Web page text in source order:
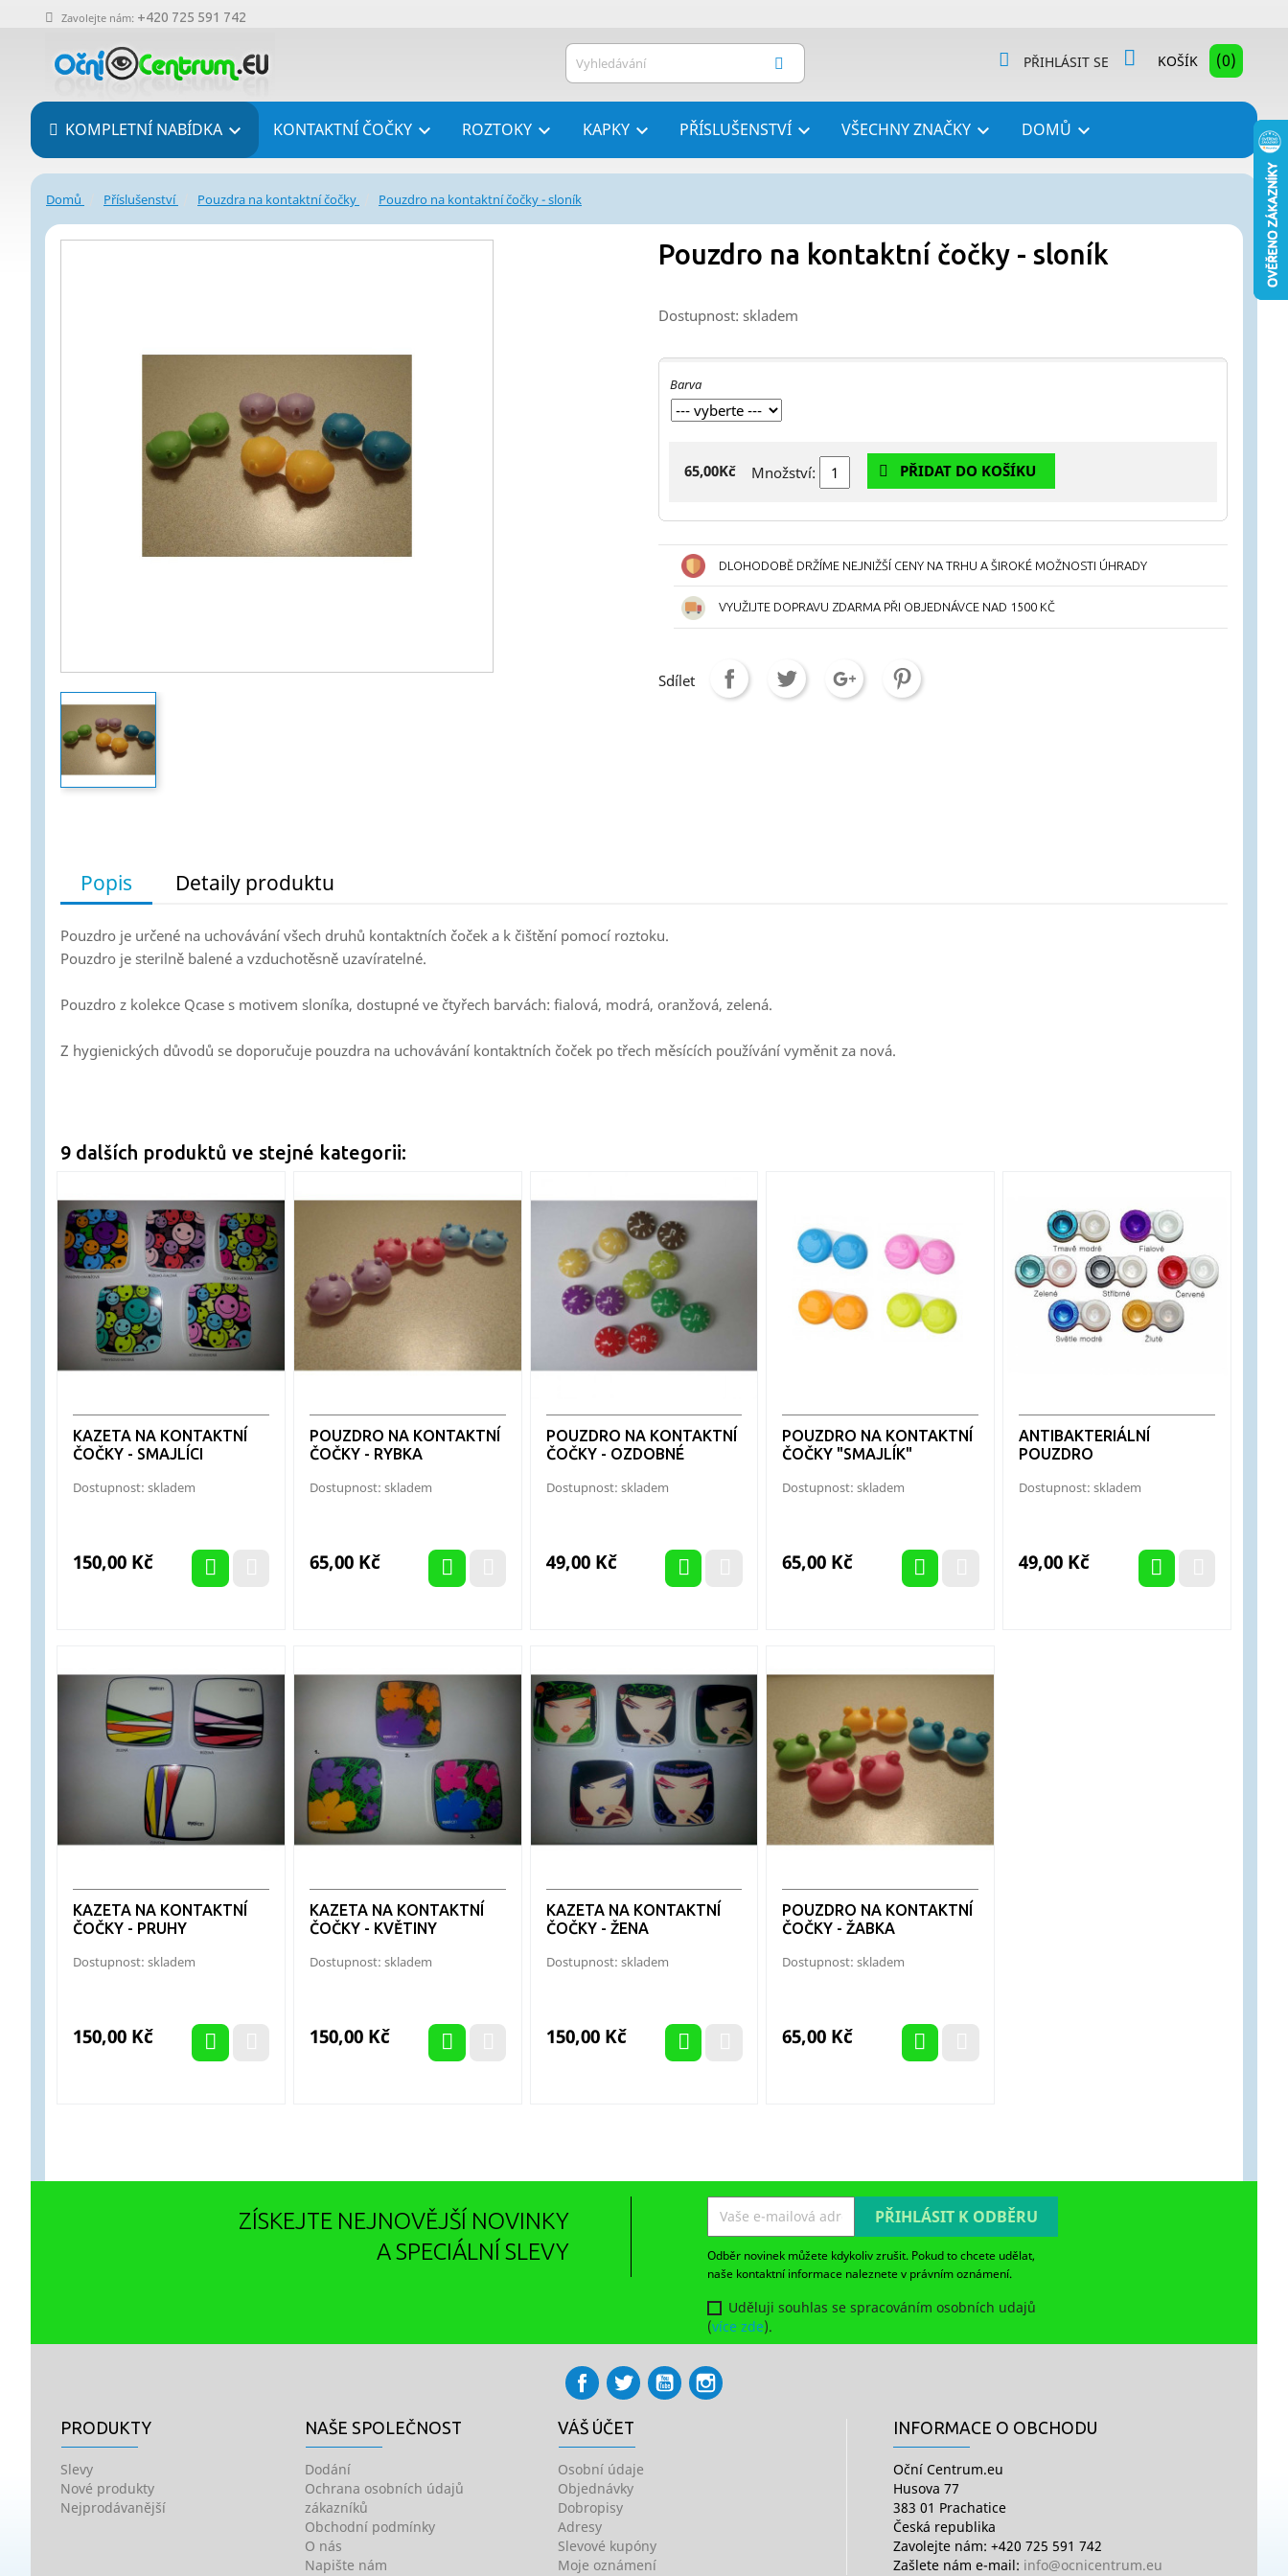
Zavolejte nám: +420 725 591 742
KOŠÍK (0)
PŘIHLÁSIT SE

KOMPLETNÍ NABÍDKA 
KONTAKTNÍ ČOČKY 
ROZTOKY 
KAPKY 
PŘÍSLUŠENSTVÍ 
VŠECHNY ZNAČKY 
DOMŮ
Domů Příslušenství Pouzdra na kontaktní čočky Pouzdro na kontaktní čočky - sloník
Pouzdro na kontaktní čočky - sloník
Dostupnost: skladem
Barva
65,00Kč Množství: PŘIDAT DO KOŠÍKU
DLOHODOBĚ DRŽÍME NEJNIŽŠÍ CENY NA TRHU A ŠIROKÉ MOŽNOSTI ÚHRADY
VYUŽIJTE DOPRAVU ZDARMA PŘI OBJEDNÁVCE NAD 1500 KČ
Sdílet
Popis Detaily produktu
Pouzdro je určené na uchovávání všech druhů kontaktních čoček a k čištění pomocí roztoku.
Pouzdro je sterilně balené a vzduchotěsně uzavíratelné.
Pouzdro z kolekce Qcase s motivem sloníka, dostupné ve čtyřech barvách: fialová, modrá, oranžová, zelená.
Z hygienických důvodů se doporučuje pouzdra na uchovávání kontaktních čoček po třech měsících používání vyměnit za nová.
9 dalších produktů ve stejné kategorii:
KAZETA NA KONTAKTNÍ
ČOČKY - SMAJLÍCI
Dostupnost: skladem
Cena
150,00 Kč
POUZDRO NA KONTAKTNÍ
ČOČKY - RYBKA
Dostupnost: skladem
Cena
65,00 Kč
POUZDRO NA KONTAKTNÍ
ČOČKY - OZDOBNÉ
Dostupnost: skladem
Cena
49,00 Kč
POUZDRO NA KONTAKTNÍ
ČOČKY "SMAJLÍK"
Dostupnost: skladem
Cena
65,00 Kč
ANTIBAKTERIÁLNÍ
POUZDRO
Dostupnost: skladem
Cena
49,00 Kč
KAZETA NA KONTAKTNÍ
ČOČKY - PRUHY
Dostupnost: skladem
Cena
150,00 Kč
KAZETA NA KONTAKTNÍ
ČOČKY - KVĚTINY
Dostupnost: skladem
Cena
150,00 Kč
KAZETA NA KONTAKTNÍ
ČOČKY - ŽENA
Dostupnost: skladem
Cena
150,00 Kč
POUZDRO NA KONTAKTNÍ
ČOČKY - ŽABKA
Dostupnost: skladem
Cena
65,00 Kč
ZÍSKEJTE NEJNOVĚJŠÍ NOVINKY
A SPECIÁLNÍ SLEVY
Odběr novinek můžete kdykoliv zrušit. Pokud to chcete udělat,
naše kontaktní informace naleznete v právním oznámení.
Uděluji souhlas se spracováním osobních udajů
(více zde).
FacebookTwitterYouTube
PRODUKTY
Slevy
Nové produkty
Nejprodávanější
NAŠE SPOLEČNOST
Dodání
Ochrana osobních údajů
zákazníků
Obchodní podmínky
O nás
Napište nám
VÁŠ ÚČET
Osobní údaje
Objednávky
Dobropisy
Adresy
Slevové kupóny
Moje oznámení
INFORMACE O OBCHODU
Oční Centrum.eu
Husova 77
383 01 Prachatice
Česká republika
Zavolejte nám: +420 725 591 742
Zašlete nám e-mail: info@ocnicentrum.eu